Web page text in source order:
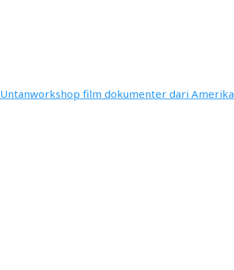
Untanworkshop film dokumenter dari Amerika